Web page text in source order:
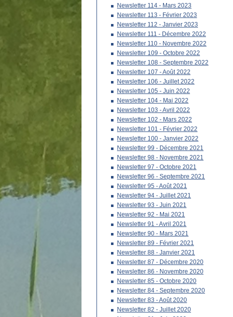
Newsletter 114 - Mars 2023
Newsletter 113 - Février 2023
Newsletter 112 - Janvier 2023
Newsletter 111 - Décembre 2022
Newsletter 110 - Novembre 2022
Newsletter 109 - Octobre 2022
Newsletter 108 - Septembre 2022
Newsletter 107 - Août 2022
Newsletter 106 - Juillet 2022
Newsletter 105 - Juin 2022
Newsletter 104 - Mai 2022
Newsletter 103 - Avril 2022
Newsletter 102 - Mars 2022
Newsletter 101 - Février 2022
Newsletter 100 - Janvier 2022
Newsletter 99 - Décembre 2021
Newsletter 98 - Novembre 2021
Newsletter 97 - Octobre 2021
Newsletter 96 - Septembre 2021
Newsletter 95 - Août 2021
Newsletter 94 - Juillet 2021
Newsletter 93 - Juin 2021
Newsletter 92 - Mai 2021
Newsletter 91 - Avril 2021
Newsletter 90 - Mars 2021
Newsletter 89 - Février 2021
Newsletter 88 - Janvier 2021
Newsletter 87 - Décembre 2020
Newsletter 86 - Novembre 2020
Newsletter 85 - Octobre 2020
Newsletter 84 - Septembre 2020
Newsletter 83 - Août 2020
Newsletter 82 - Juillet 2020